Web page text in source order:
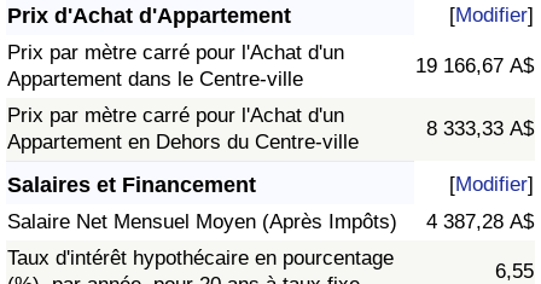
Prix d'Achat d'Appartement [Modifier]
Prix par mètre carré pour l'Achat d'un
Appartement dans le Centre-ville
19 166,67 A$
Prix par mètre carré pour l'Achat d'un
Appartement en Dehors du Centre-ville
8 333,33 A$
Salaires et Financement [Modifier]
Salaire Net Mensuel Moyen (Après Impôts)
4 387,28 A$
Taux d'intérêt hypothécaire en pourcentage
6,55